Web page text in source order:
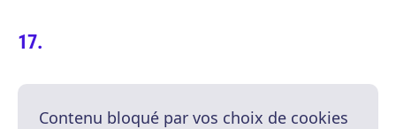
Contenu bloqué par vos choix de cookies